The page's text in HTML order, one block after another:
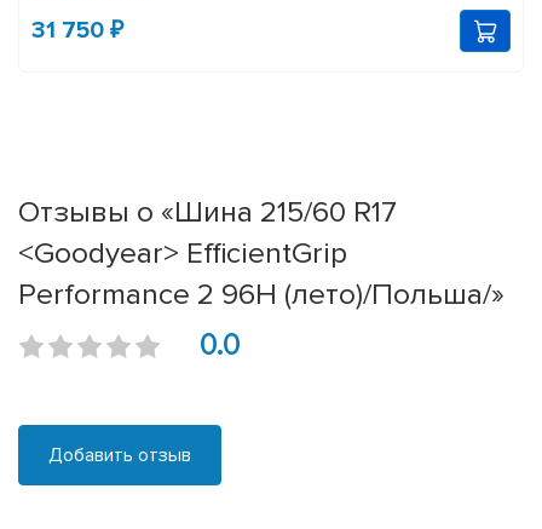
31 750 ₽
Отзывы о «Шина 215/60 R17
<Goodyear> EfficientGrip
Performance 2 96H (лето)/Польша/»
0.0
Добавить отзыв